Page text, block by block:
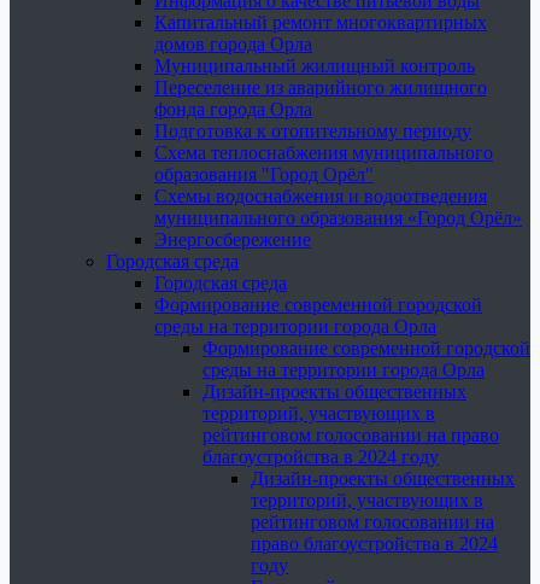
Капитальный ремонт многоквартирных
домов города Орла
Муниципальный жилищный контроль
Переселение из аварийного жилищного
фонда города Орла
Подготовка к отопительному периоду
Схема теплоснабжения муниципального
образования "Город Орёл"
Схемы водоснабжения и водоотведения
муниципального образования «Город Орёл»
Энергосбережение
Городская среда
Городская среда
Формирование современной городской
среды на территории города Орла
Формирование современной городской
среды на территории города Орла
Дизайн-проекты общественных
территорий, участвующих в
рейтинговом голосовании на право
благоустройства в 2024 году
Дизайн-проекты общественных
территорий, участвующих в
рейтинговом голосовании на
право благоустройства в 2024
году